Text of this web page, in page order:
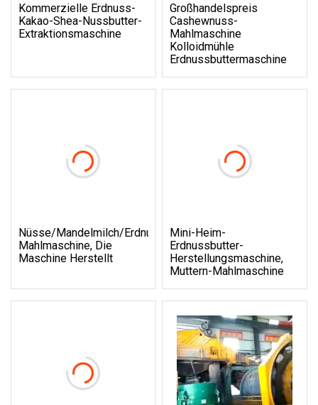
Kommerzielle Erdnuss-
Kakao-Shea-Nussbutter-
Extraktionsmaschine
Großhandelspreis
Cashewnuss-
Mahlmaschine
Kolloidmühle
Erdnussbuttermaschine
Nüsse/Mandelmilch/Erdnussbutter-
Mahlmaschine, Die
Maschine Herstellt
Mini-Heim-
Erdnussbutter-
Herstellungsmaschine,
Muttern-Mahlmaschine